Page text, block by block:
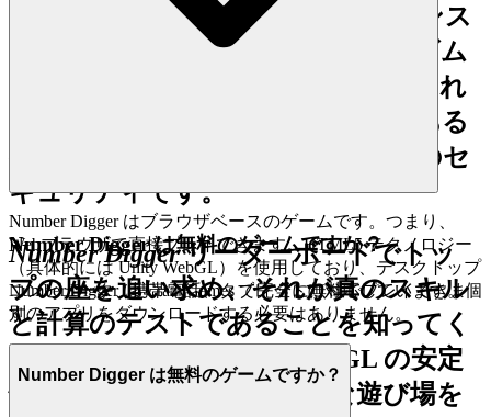
を損なうものに対するゼロトレランス
ポリシー（迷惑な広告やアルゴリズム
の不公平さなど）に基づいて構築され
ています。あなたの焦点は数字にある
べきです。私たちの焦点はあなたのセ
キュリティです。
Number Diggerリーダーボードでトッ
プの座を追い求め、それが真のスキル
と計算のテストであることを知ってく
ださい。HTML5/Unity WebGL の安定
性を活用して、安全で公正な遊び場を
Number Digger はブラウザベースのゲームです。つまり、
Webブラウザで直接プレイできます。HTML5 テクノロジー
（具体的には Unity WebGL）を使用しており、デスクトップ
コンピュータ、携帯電話、タブレットに対応しています。個
別のアプリをダウンロードする必要はありません。
Number Digger は無料のゲームですか？
Number Digger は CrazyGames で完全に無料でプレイできま
す。
Number Digger は無料のゲームですか？